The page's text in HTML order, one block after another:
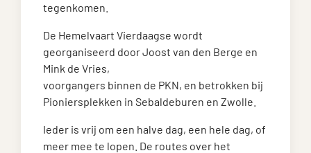
tegenkomen.
De Hemelvaart Vierdaagse wordt
georganiseerd door Joost van den Berge en
Mink de Vries,
voorgangers binnen de PKN, en betrokken bij
Pioniersplekken in Sebaldeburen en Zwolle.
Ieder is vrij om een halve dag, een hele dag, of
meer mee te lopen. De routes over het